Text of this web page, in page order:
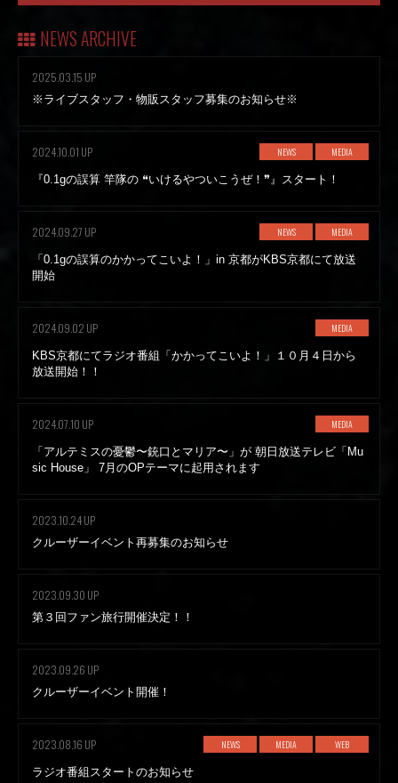
NEWS ARCHIVE
2025.03.15 UP
※ライブスタッフ・物販スタッフ募集のお知らせ※
2024.10.01 UP NEWS MEDIA
『0.1gの誤算 竿隊の ❝いけるやついこうぜ！❞』スタート！
2024.09.27 UP NEWS MEDIA
「0.1gの誤算のかかってこいよ！」in 京都がKBS京都にて放送
開始
2024.09.02 UP MEDIA
KBS京都にてラジオ番組「かかってこいよ！」１０月４日から
放送開始！！
2024.07.10 UP MEDIA
「アルテミスの憂鬱〜銃口とマリア〜」が 朝日放送テレビ「Mu
sic House」 7月のOPテーマに起用されます
2023.10.24 UP
クルーザーイベント再募集のお知らせ
2023.09.30 UP
第３回ファン旅行開催決定！！
2023.09.26 UP
クルーザーイベント開催！
2023.08.16 UP NEWS MEDIA WEB
ラジオ番組スタートのお知らせ